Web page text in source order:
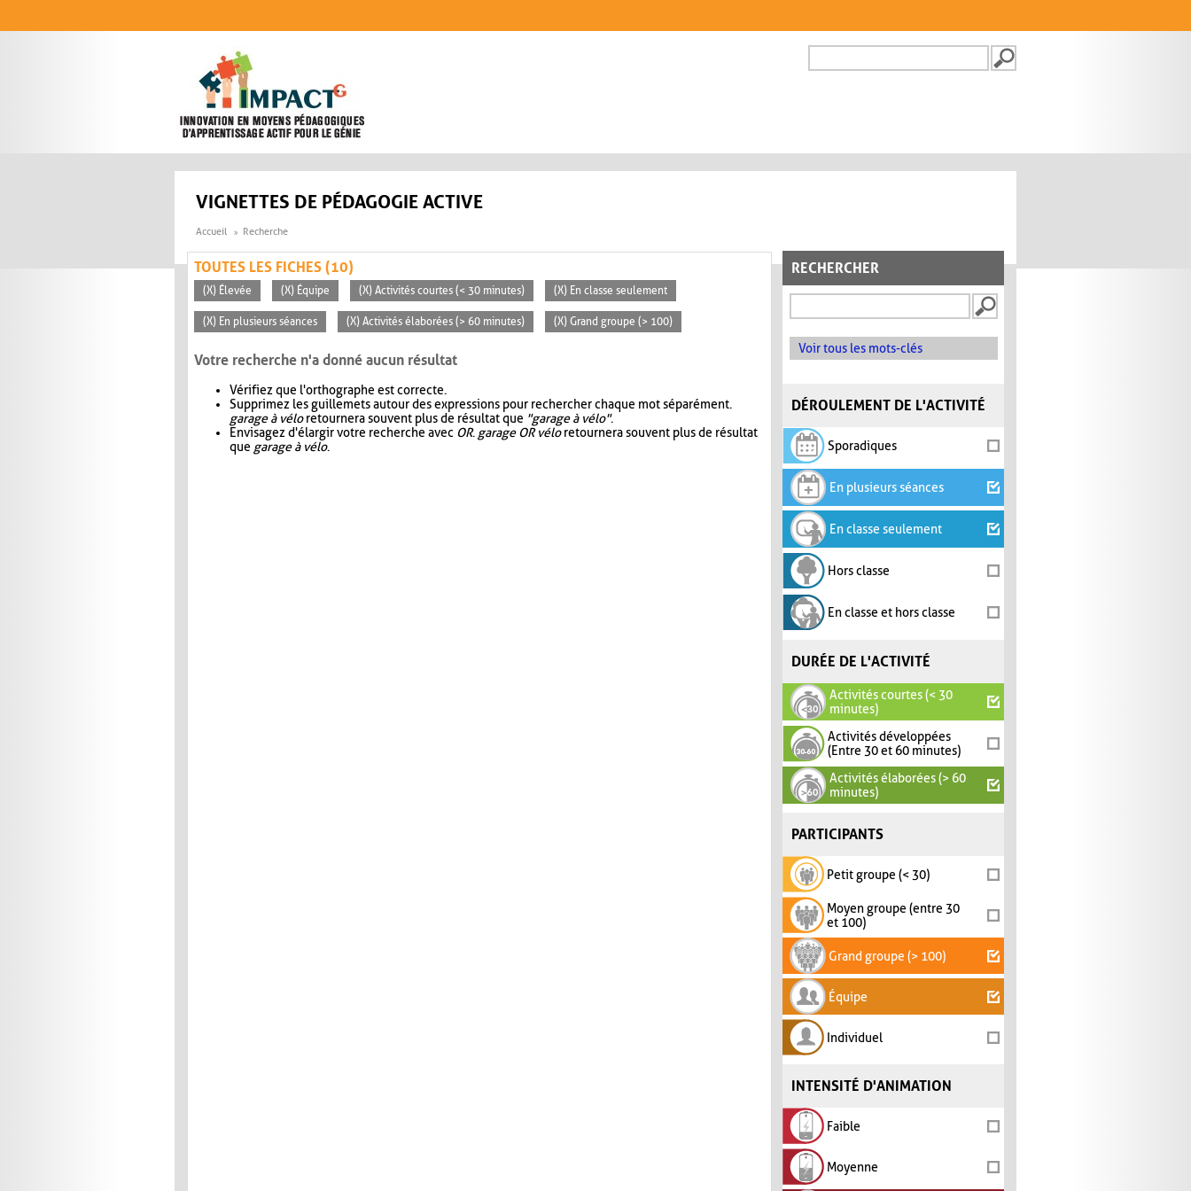
FORMULAIRE DE
VIGNETTES DE PÉDAGOGIE ACTIVE
Accueil Recherche
RECHERCHER
Voir tous les mots-clés
DÉROULEMENT DE L'ACTIVITÉ
Sporadiques
En plusieurs séances
En classe seulement
Hors classe
En classe et hors classe
DURÉE DE L'ACTIVITÉ
Activités courtes (< 30
minutes)
Activités développées
(Entre 30 et 60 minutes)
Activités élaborées (> 60
minutes)
PARTICIPANTS
Petit groupe (< 30)
Moyen groupe (entre 30
et 100)
Grand groupe (> 100)
Équipe
Individuel
INTENSITÉ D'ANIMATION
Faible
Moyenne
TOUTES LES FICHES (10)
(X) Élevée (X) Équipe (X) Activités courtes (< 30 minutes) (X) En classe seulement
(X) En plusieurs séances (X) Activités élaborées (> 60 minutes) (X) Grand groupe (> 100)
Votre recherche n'a donné aucun résultat
Vérifiez que l'orthographe est correcte.
Supprimez les guillemets autour des expressions pour rechercher chaque mot séparément.
garage à véloretournera souvent plus de résultat que "garage à vélo".
Envisagez d'élargir votre recherche avec OR. garage OR véloretournera souvent plus de résultat
que garage à vélo.